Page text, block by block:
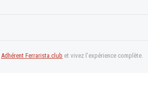
Adhérent Ferrarista.club et vivez l’expérience complète.